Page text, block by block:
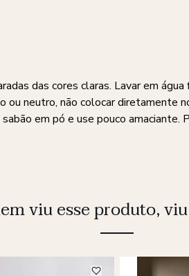
das cores claras. Lavar em
ou neutro, não colocar
em pó e use pouco
viu esse produto,